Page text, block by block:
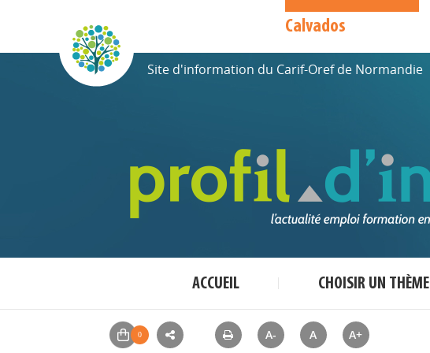
Calvados
Site d'information du Carif-Oref de Normandie
ACCUEIL CHOISIR UN THÈME
A- A A+